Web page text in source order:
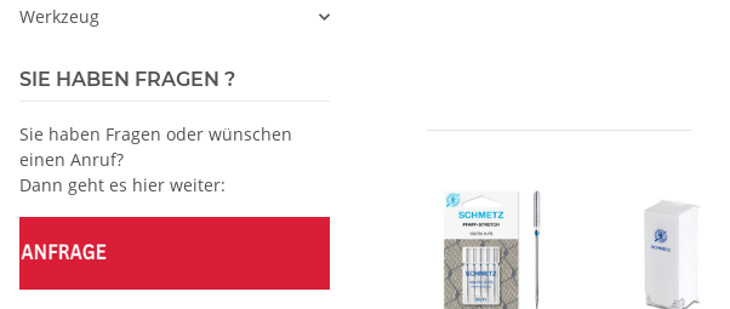
Werkzeug
SIE HABEN FRAGEN ?
Sie haben Fragen oder wünschen
einen Anruf?
Dann geht es hier weiter: